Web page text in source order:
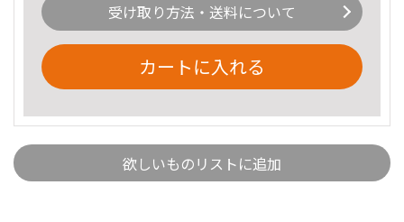
受け取り方法・送料について
カートに入れる
欲しいものリストに追加